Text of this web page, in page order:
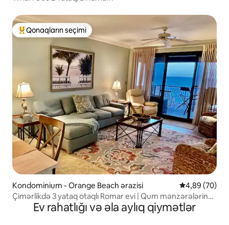
Populyar "Qonaqların seçimi"
Qonaqların seçimi
Kondominium - Orange Beach ərazisi Ortalama
4,89 (70)
Çimərlikdə 3 yataq otaqlı Romar evi | Qum mənzərələrinə
bir neçə addım məsafədə
Ev rahatlığı və əla aylıq qiymətlər